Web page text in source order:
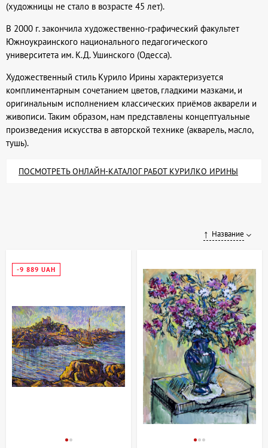
(художницы не стало в возрасте 45 лет).
В 2000 г. закончила художественно-графический факультет
Южноукраинского национального педагогического
университета им. К.Д. Ушинского (Одесса).
Художественный стиль Курило Ирины характеризуется
комплиментарным сочетанием цветов, гладкими мазками, и
оригинальным исполнением классических приёмов акварели и
живописи. Таким образом, нам представлены концептуальные
произведения искусства в авторской технике (акварель, масло,
тушь).
ПОСМОТРЕТЬ ОНЛАЙН-КАТАЛОГ РАБОТ КУРИЛКО ИРИНЫ
Название
-9 889 UAH